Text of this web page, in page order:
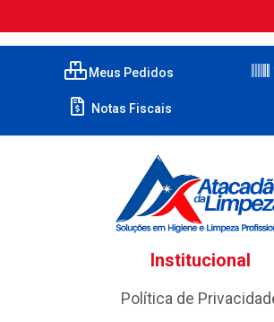
Meus Pedidos
Notas Fiscais
Institucional
Política de